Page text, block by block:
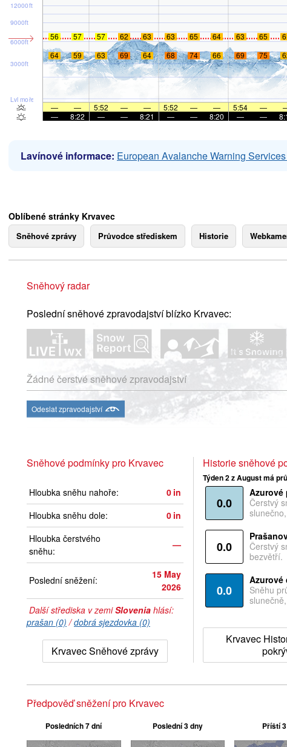
Lvl moře
3000ft
6000ft
9000ft
12000ft
56 57 57 62 63 63 65 64 63 65
64
59 63 69 64 68 74 66 69 75
— — 5:52 — — 5:52 — — 5:54 —
—
8:22 — — 8:21 — — 8:20 — —
Lavínové informace: European Avalanche Warning
Oblíbené stránky Krvavec
Sněhové zprávy Průvodce střediskem Historie
Sněhový radar
Poslední sněhové zpravodajství blízko Krvavec:
Žádné čerstvé sněhové zpravodajství
Odeslat zpravodajství
Sněhové podmínky pro Krvavec
Hloubka sněhu nahoře: 0 in
Hloubka sněhu dole:
0 in
Hloubka čerstvého
sněhu:
—
Poslední sněžení:
15 May
2026
Další střediska v zemiSlovenia hlásí:
prašan (0) /dobrá sjezdovka (0)
Krvavec Sněhové zprávy
Historie sněhové
Týden 2 z August má
0.0
Azurové
Čerstvý
0.0
Čerstvý
bezvětří.
0.0
Azurové
Sněhu
Krvavec
Předpověď sněžení pro Krvavec
Posledních 7 dní Poslední 3 dny Příští